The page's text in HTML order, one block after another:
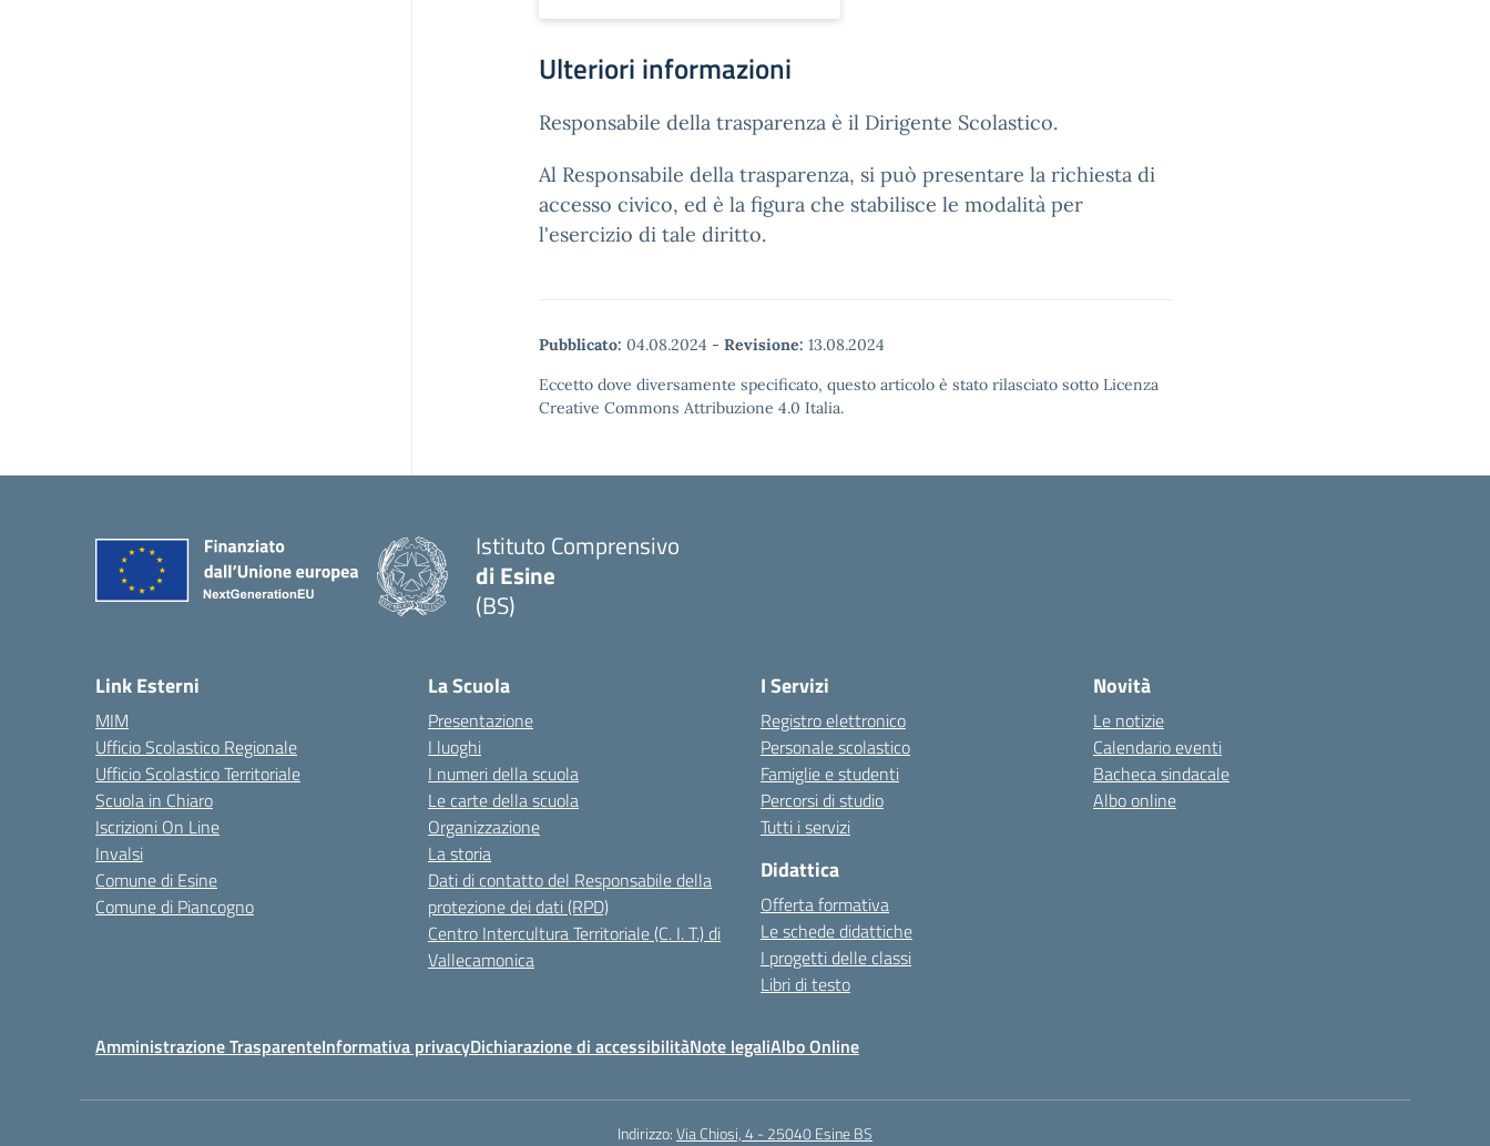
Ulteriori informazioni
Responsabile della trasparenza è il Dirigente Scolastico.
Al Responsabile della trasparenza, si può presentare la richiesta di
accesso civico, ed è la figura che stabilisce le modalità per
l'esercizio di tale diritto.
Pubblicato: 04.08.2024 - Revisione: 13.08.2024
Eccetto dove diversamente specificato, questo articolo è stato rilasciato sotto Licenza
Creative Commons Attribuzione 4.0 Italia.
Istituto Comprensivo
di Esine
(BS)
Link Esterni
MIM
Ufficio Scolastico Regionale
Ufficio Scolastico Territoriale
Scuola in Chiaro
Iscrizioni On Line
Invalsi
Comune di Esine
Comune di Piancogno
La Scuola
Presentazione
I luoghi
I numeri della scuola
Le carte della scuola
Organizzazione
La storia
Dati di contatto del Responsabile della
protezione dei dati (RPD)
Centro Intercultura Territoriale (C. I. T.) di
Vallecamonica
I Servizi
Registro elettronico
Personale scolastico
Famiglie e studenti
Percorsi di studio
Tutti i servizi
Didattica
Offerta formativa
Le schede didattiche
I progetti delle classi
Libri di testo
Novità
Le notizie
Calendario eventi
Bacheca sindacale
Albo online
Amministrazione TrasparenteInformativa privacyDichiarazione di accessibilitàNote legaliAlbo Online
Indirizzo:Via Chiosi, 4 - 25040 Esine BS